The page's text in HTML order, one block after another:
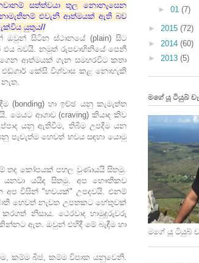
සත්ත්වයා තුල නොනැසෙන
එවැනි ආත්මයක් ඇති බව
යුතුය//
ඔවුන් සිටින ස්ථානයේ (plain) සිට
බවයි. නමුත් රුපවාහිනියේ පෙනී
ආත්මයක් ගැන සමහරවිට කතා
කේසි විශ්වාස කළ නොහැකි
හා ඉච්ඡ යනු කැමැත්ත
ආශාව (craving) කියාද කිව
යනු ඇතිවීම, තිබීම උපදීම යන
පැවැත්ම හෙවත් භවය සඳහා යොමු
තද කෝපයක් පහල වුණායයි සිතමු.
යයිද සිතමු. අප භෞතිකව
විසින් "භවයක්" උපදවයි. එනම්
හෙවත් නැවත උපතකට හේතුවක්
නිසාය. ථෙරවාද හාමුදුරුවරු
ඇත. ඔවුන් එහිදී මේ බැඳීම හා
කම්ම බීජ, කම්ම විපාක යනුවෙනි.
► 01 (7)
► 2015 (72)
► 2014 (60)
► 2013 (5)
මගේ යූ ටියුබ්
මගේ යූ ටියුබ්